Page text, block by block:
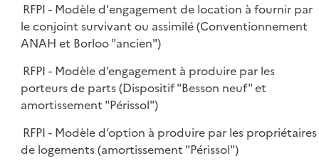
RFPI - Modèle d'engagement de location à fournir par
le conjoint survivant ou assimilé (Conventionnement
ANAH et Borloo "ancien")
RFPI - Modèle d’engagement à produire par les
porteurs de parts (Dispositif "Besson neuf" et
amortissement "Périssol")
RFPI - Modèle d’option à produire par les propriétaires
de logements (amortissement "Périssol")